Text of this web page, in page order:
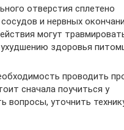
отверстия сплетено
и нервных
могут
здоровья
проводить
сначала поучиться у
вопросы, уточнить